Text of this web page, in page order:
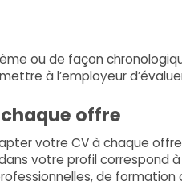
ou de façon
à l’employeur
offre
votre CV à chaque
votre profil correspond à
de